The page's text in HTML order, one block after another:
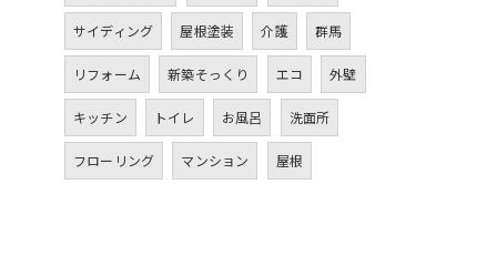
サイディング 屋根塗装 介護 群馬
リフォーム 新築そっくり エコ 外壁
キッチン トイレ お風呂 洗面所
フローリング マンション 屋根